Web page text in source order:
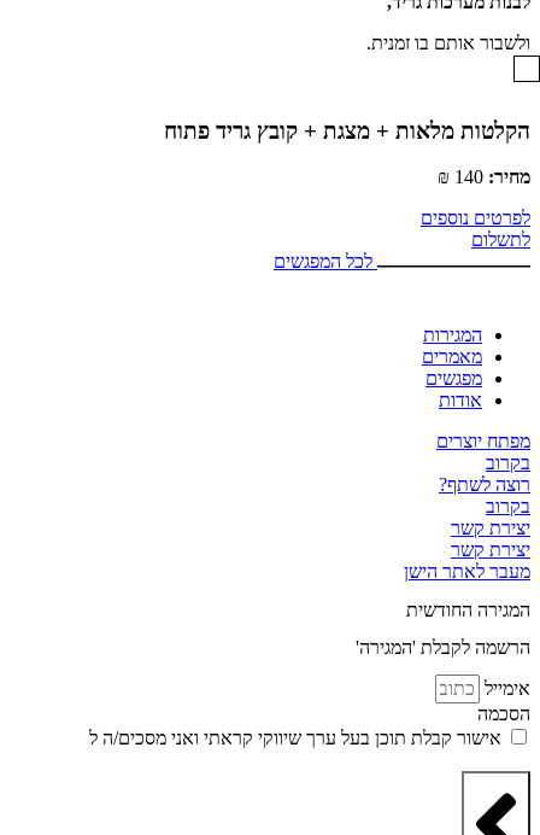
ולשבור אותם בו זמנית.
הקלטות מלאות + מצגת + קובץ גריד פתוח
מחיר: 140 ₪
לפרטים נוספים
לתשלום
לכל המפגשים
המגירות
מאמרים
מפגשים
אודות
מפתח יוצרים
בקרוב
רוצה לשתף?
בקרוב
יצירת קשר
יצירת קשר
מעבר לאתר הישן
המגירה החודשית
הרשמה לקבלת 'המגירה'
אימייל
הסכמה
אישור קבלת תוכן בעל ערך שיווקי קראתי ואני מסכים/ה ל